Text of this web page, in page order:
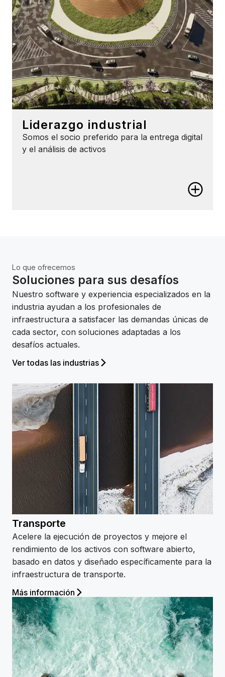
geoespaciales en 3D.
Liderazgo industrial
Somos el socio preferido para la entrega digital
y el análisis de activos
Aproveche los estándares abiertos, las tecnologías
datos para entrenar AI sin su consentimiento.
Sin conflictos entre costos y carbono
Mejore la ejecución del proyecto y el rendimiento de
los activos, al mismo tiempo que reduce las emisiones
de carbono y mitiga el impacto climático.
Lo que ofrecemos
Soluciones para sus desafíos
Nuestro software y experiencia especializados en la
industria ayudan a los profesionales de
infraestructura a satisfacer las demandas únicas de
cada sector, con soluciones adaptadas a los
desafíos actuales.
Ver todas las industrias
Transporte
Acelere la ejecución de proyectos y mejore el
rendimiento de los activos con software abierto,
basado en datos y diseñado específicamente para la
infraestructura de transporte.
Más información